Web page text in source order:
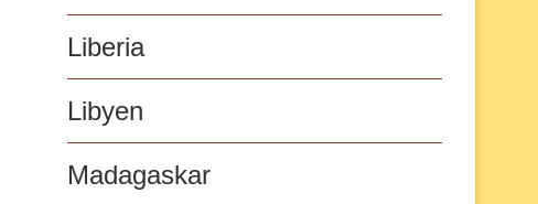
Liberia
Libyen
Madagaskar